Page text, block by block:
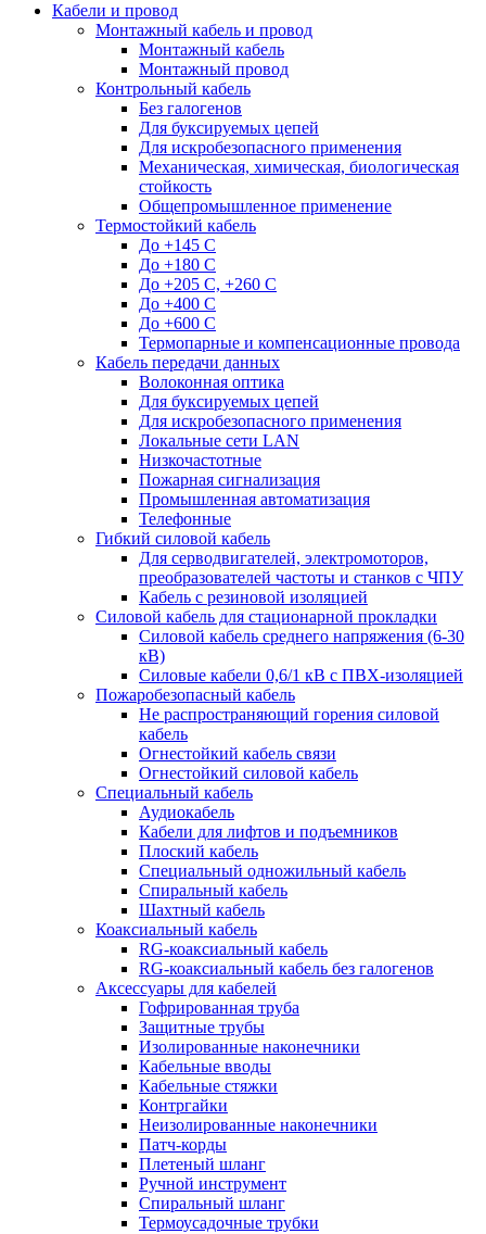
Кабели и провод
Монтажный кабель и провод
Монтажный кабель
Монтажный провод
Контрольный кабель
Без галогенов
Для буксируемых цепей
Для искробезопасного применения
Механическая, химическая, биологическая
стойкость
Общепромышленное применение
Термостойкий кабель
До +145 С
До +180 C
До +205 С, +260 С
До +400 C
До +600 С
Термопарные и компенсационные провода
Кабель передачи данных
Волоконная оптика
Для буксируемых цепей
Для искробезопасного применения
Локальные сети LAN
Низкочастотные
Пожарная сигнализация
Промышленная автоматизация
Телефонные
Гибкий силовой кабель
Для серводвигателей, электромоторов,
преобразователей частоты и станков с ЧПУ
Кабель с резиновой изоляцией
Силовой кабель для стационарной прокладки
Силовой кабель среднего напряжения (6-30
кВ)
Силовые кабели 0,6/1 кВ с ПВХ-изоляцией
Пожаробезопасный кабель
Не распространяющий горения силовой
кабель
Огнестойкий кабель связи
Огнестойкий силовой кабель
Специальный кабель
Аудиокабель
Кабели для лифтов и подъемников
Плоский кабель
Специальный одножильный кабель
Спиральный кабель
Шахтный кабель
Коаксиальный кабель
RG-коаксиальный кабель
RG-коаксиальный кабель без галогенов
Аксессуары для кабелей
Гофрированная труба
Защитные трубы
Изолированные наконечники
Кабельные вводы
Кабельные стяжки
Контргайки
Неизолированные наконечники
Патч-корды
Плетеный шланг
Ручной инструмент
Спиральный шланг
Термоусадочные трубки